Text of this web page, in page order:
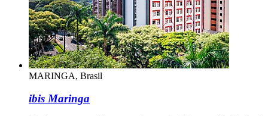
MARINGA, Brasil
ibis Maringa